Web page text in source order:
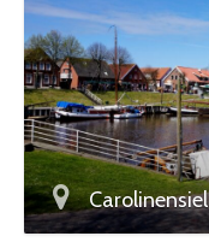
Carolinensiel